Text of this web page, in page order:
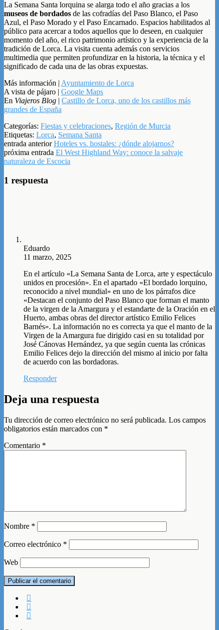
La Semana Santa lorquina se alarga todo el año gracias a los
museos de bordados de las cofradías del Paso Blanco, el Paso
Azul, el Paso Morado y el Paso Encarnado. Espacios habilitados al
público para acercar a todos aquellos que lo deseen, en cualquier
momento del año, el rico patrimonio artístico y la experiencia de la
tradición de Lorca. La visita cuenta además con servicios
multimedia que permiten profundizar en la historia, la técnica y el
significado de cada una de las obras expuestas.
Más información | Ayuntamiento de Lorca
A vista de pájaro | Google Maps
En Viajeros Blog | Castillo de Lorca, uno de los castillos más
grandes de España
Categorías: Fiestas y celebraciones, Región de Murcia
Etiquetas: Lorca, Semana Santa
entrada anteriorHoteles vs. hostales: ¿dónde alojarnos?
próxima entrada El West Highland Way: conoce la salvaje
naturaleza de Escocia
1 respuesta
Eduardo
11 marzo, 2025
En el artículo «La Semana Santa de Lorca, arte y espectáculo
unidos en procesión». En el apartado «El bordado lorquino,
reconocido a nivel mundial» en uno de los párrafos dice
«Destacan el conjunto del Paso Blanco que forman el manto
de la virgen de la Amargura y el estandarte de la Oración en el
Huerto, ambas obras del director artístico Emilio Felices
Barnés». La información no es correcta ya que el manto de la
Virgen de la Amargura fue dirigido casi en su totalidad por
José Cánovas Hernández, ya que según cuenta las crónicas
Emilio Felices dejo la dirección del mismo al inicio por falta
de acuerdo con las bordadoras.
Responder
Deja una respuesta
Tu dirección de correo electrónico no será publicada. Los campos
obligatorios están marcados con *
Comentario *
Nombre *
Correo electrónico *
Web